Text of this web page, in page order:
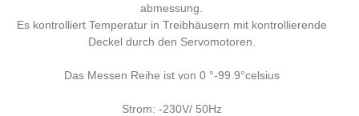
abmessung.
Es kontrolliert Temperatur in Treibhäusern mit kontrollierende
Deckel durch den Servomotoren.
Das Messen Reihe ist von 0 °-99.9°celsius
Strom: -230V/ 50Hz